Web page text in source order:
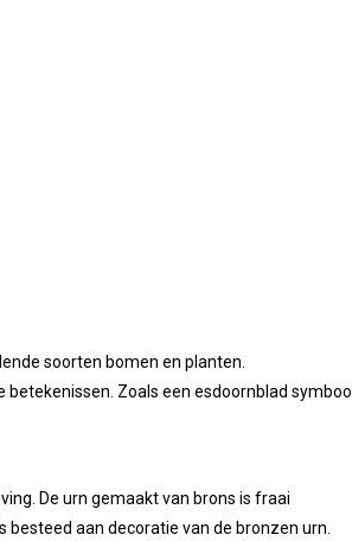
soorten bomen en planten.
Zoals een esdoornblad symbool
De urn gemaakt van brons is fraai
aan decoratie van de bronzen urn.